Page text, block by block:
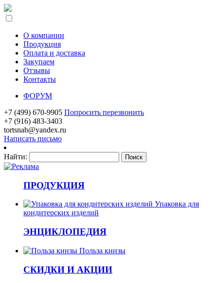
О компании
Продукция
Оплата и доставка
Закупаем
Отзывы
Контакты
ФОРУМ
+7 (499) 670-9905 Попросить перезвонить
+7 (916) 483-3403
tortsnab@yandex.ru
Написать письмо
Найти:
ПРОДУКЦИЯ
Упаковка для
кондитерских изделий
ЭНЦИКЛОПЕДИЯ
Польза кинзы
СКИДКИ И АКЦИИ